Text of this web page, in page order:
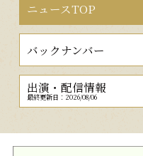
ニュースTOP
バックナンバー
出演・配信情報
最終更新日：2026/08/06